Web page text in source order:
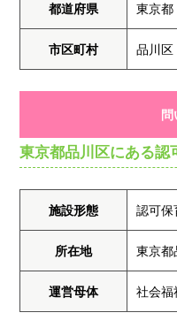
都道府県 東京都
市区町村 品川区
問
東京都品川区にある認
施設形態 認可保
所在地 東京都
運営母体 社会福